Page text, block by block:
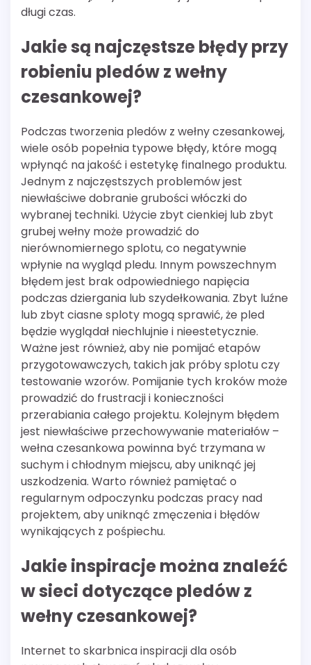
długi czas.
Jakie są najczęstsze błędy przy
robieniu pledów z wełny
czesankowej?
Podczas tworzenia pledów z wełny czesankowej,
wiele osób popełnia typowe błędy, które mogą
wpłynąć na jakość i estetykę finalnego produktu.
Jednym z najczęstszych problemów jest
niewłaściwe dobranie grubości włóczki do
wybranej techniki. Użycie zbyt cienkiej lub zbyt
grubej wełny może prowadzić do
nierównomiernego splotu, co negatywnie
wpłynie na wygląd pledu. Innym powszechnym
błędem jest brak odpowiedniego napięcia
podczas dziergania lub szydełkowania. Zbyt luźne
lub zbyt ciasne sploty mogą sprawić, że pled
będzie wyglądał niechlujnie i nieestetycznie.
Ważne jest również, aby nie pomijać etapów
przygotowawczych, takich jak próby splotu czy
testowanie wzorów. Pomijanie tych kroków może
prowadzić do frustracji i konieczności
przerabiania całego projektu. Kolejnym błędem
jest niewłaściwe przechowywanie materiałów –
wełna czesankowa powinna być trzymana w
suchym i chłodnym miejscu, aby uniknąć jej
uszkodzenia. Warto również pamiętać o
regularnym odpoczynku podczas pracy nad
projektem, aby uniknąć zmęczenia i błędów
wynikających z pośpiechu.
Jakie inspiracje można znaleźć
w sieci dotyczące pledów z
wełny czesankowej?
Internet to skarbnica inspiracji dla osób